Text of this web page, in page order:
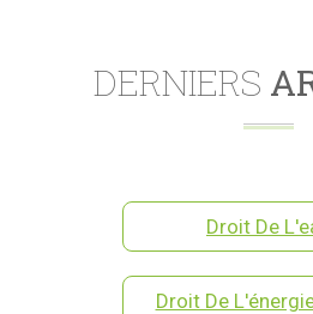
DERNIERS
Droit De
Droit De